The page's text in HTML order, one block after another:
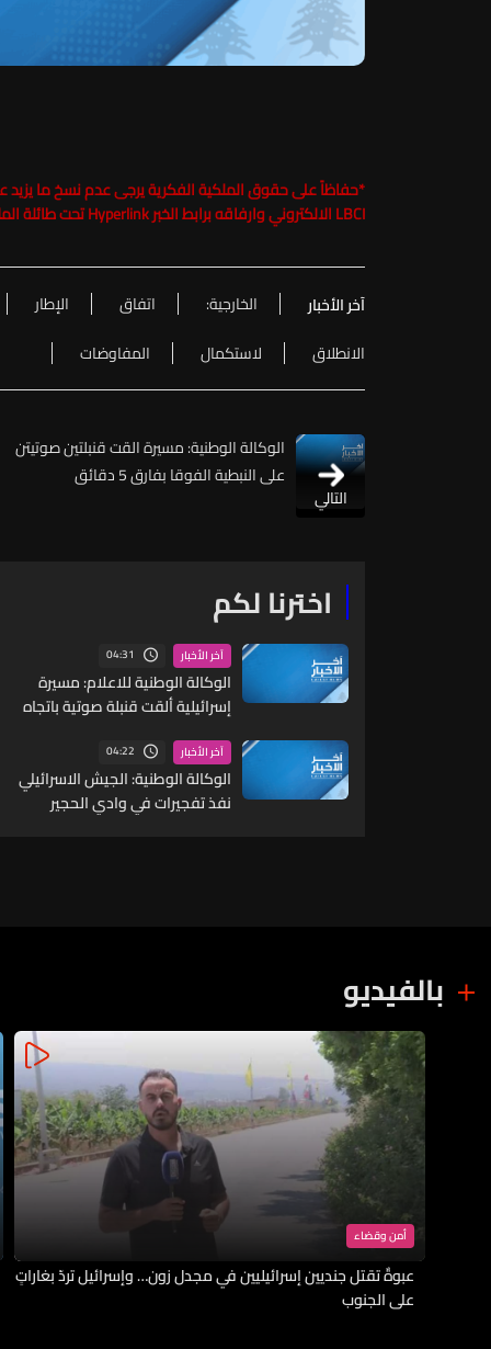
*
LBCI الالكتروني وارفاقه برابط الخبر Hyperlink تحت طائلة الملاحقة القانونية
آخر الأخبار الخارجية: اتفاق الإطار
الانطلاق
لاستكمال المفاوضات
التالي
الوكالة الوطنية: مسيرة القت قنبلتين صوتيتن
على النبطية الفوقا بفارق 5 دقائق
اخترنا لكم
آخر الأخبار 04:31
الوكالة الوطنية للاعلام: مسيرة
إسرائيلية ألقت قنبلة صوتية باتجاه
طريق بلدة المنصوري
آخر الأخبار 04:22
الوكالة الوطنية: الجيش الاسرائيلي
نفذ تفجيرات في وادي الحجير
بالفيديو
أمن وقضاء
عبوةٌ تقتل جنديين إسرائيليين في مجدل زون… وإسرائيل تردّ بغاراتٍ
على الجنوب